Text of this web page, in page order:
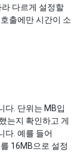
다르게 설정할
출에만 시간이 소
다. 단위는 MB입
는지 확인하고 게
다. 예를 들어
16MB으로 설정